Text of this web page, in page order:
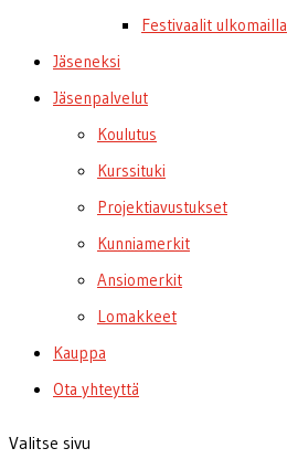
Festivaalit ulkomailla
Jäseneksi
Jäsenpalvelut
Koulutus
Kurssituki
Projektiavustukset
Kunniamerkit
Ansiomerkit
Lomakkeet
Kauppa
Ota yhteyttä
Valitse sivu